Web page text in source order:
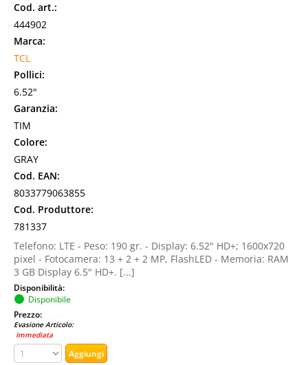
Cod. art.:
444902
Marca:
TCL
Pollici:
6.52"
Garanzia:
TIM
Colore:
GRAY
Cod. EAN:
8033779063855
Cod. Produttore:
781337
Telefono: LTE - Peso: 190 gr. - Display: 6.52" HD+; 1600x720
pixel - Fotocamera: 13 + 2 + 2 MP, FlashLED - Memoria: RAM
3 GB Display 6.5" HD+. [...]
Disponibilità:
Disponibile
Prezzo:
Evasione Articolo:
Immediata